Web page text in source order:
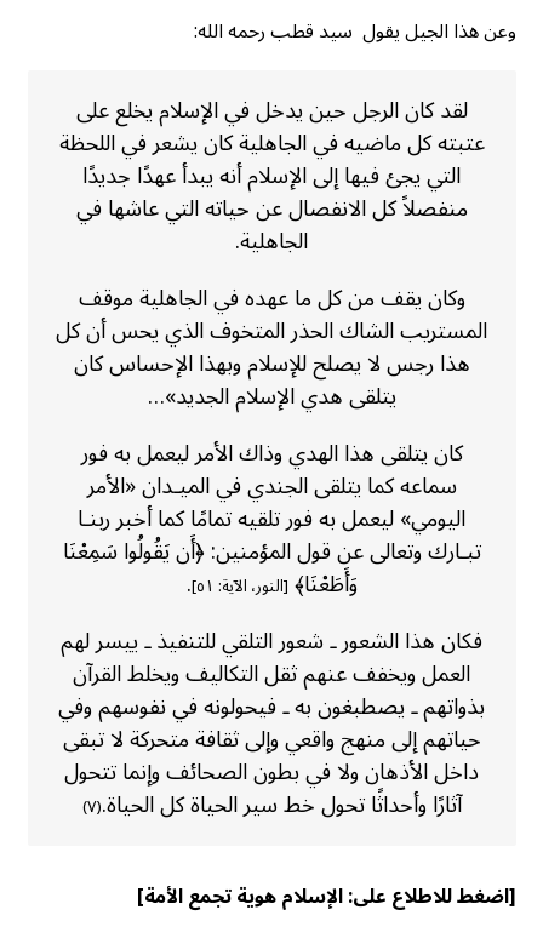
وعن هذا الجيل يقول سيد قطب رحمه الله:
لقد كان الرجل حين يدخل في الإسلام يخلع على
عتبته كل ماضيه في الجاهلية كان يشعر في اللحظة
التي يجئ فيها إلى الإسلام أنه يبدأ عهدًا جديدًا
منفصلاً كل الانفصال عن حياته التي عاشها في
الجاهلية.
وكان يقف من كل ما عهده في الجاهلية موقف
المستريب الشاك الحذر المتخوف الذي يحس أن كل
هذا رجس لا يصلح للإسلام وبهذا الإحساس كان
يتلقى هدي الإسلام الجديد»…
كان يتلقى هذا الهدي وذاك الأمر ليعمل به فور
سماعه كما يتلقى الجندي في الميـدان «الأمر
اليومي» ليعمل به فور تلقيه تمامًا كما أخبر ربنـا
تبـارك وتعالى عن قول المؤمنين: ﴿أَن يَقُولُوا سَمِعْنَا
وَأَطَعْنَا﴾ [النور، الآية: ٥١]
.
فكان هذا الشعور ـ شعور التلقي للتنفيذ ـ ييسر لهم
العمل ويخفف عنهم ثقل التكاليف ويخلط القرآن
بذواتهم ـ يصطبغون به ـ فيحولونه في نفوسهم وفي
حياتهم إلى منهج واقعي وإلى ثقافة متحركة لا تبقى
داخل الأذهان ولا في بطون الصحائف وإنما تتحول
آثارًا وأحداثًا تحول خط سير الحياة كل الحياة.(٧)
[اضغط للاطلاع على:الإسلام هوية تجمع الأمة]